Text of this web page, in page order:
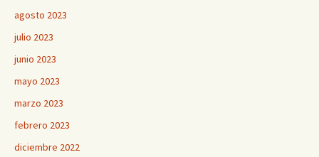
agosto 2023
julio 2023
junio 2023
mayo 2023
marzo 2023
febrero 2023
diciembre 2022